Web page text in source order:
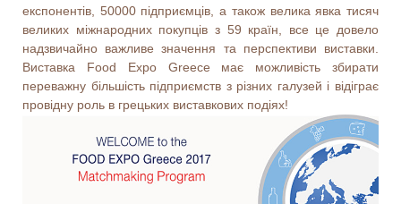
експонентів, 50000 підприємців, а також велика явка тисяч
великих міжнародних покупців з 59 країн, все це довело
надзвичайно важливе значення та перспективи виставки.
Виставка Food Expo Greece має можливість збирати
переважну більшість підприємств з різних галузей і відіграє
провідну роль в грецьких виставкових подіях!